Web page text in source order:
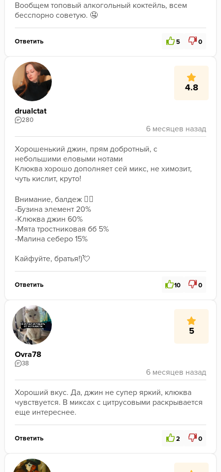
Вообщем топовый алкогольный коктейль, всем
бесспорно советую. 🤤
Ответить 5 0
4.8
drualctat
280
Хорошенький джин, прям добротный, с
небольшими еловыми нотами
Клюква хорошо дополняет сей микс, не химозит,
чуть кислит, круто!
Внимание, балдеж 👇🏽
-Бузина элемент 20%
-Клюква джин 60%
-Мята тростниковая бб 5%
-Малина себеро 15%
Кайфуйте, братья!)💘
Ответить 10 0
5
Ovra78
38
Хороший вкус. Да, джин не супер яркий, клюква
чувствуется. В миксах с цитрусовыми раскрывается
еще интереснее.
Ответить 2 0